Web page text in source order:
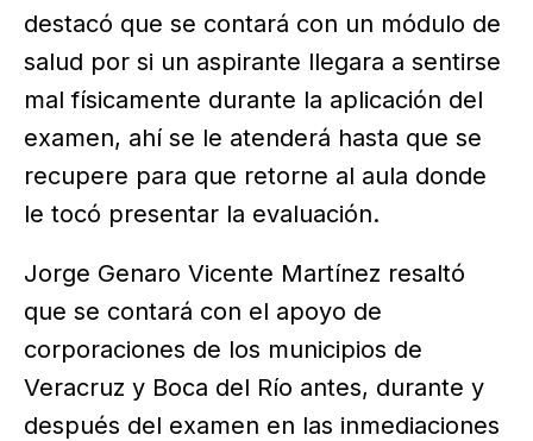
destacó que se contará con un módulo de
salud por si un aspirante llegara a sentirse
mal físicamente durante la aplicación del
examen, ahí se le atenderá hasta que se
recupere para que retorne al aula donde
le tocó presentar la evaluación.
Jorge Genaro Vicente Martínez resaltó
que se contará con el apoyo de
corporaciones de los municipios de
Veracruz y Boca del Río antes, durante y
después del examen en las inmediaciones